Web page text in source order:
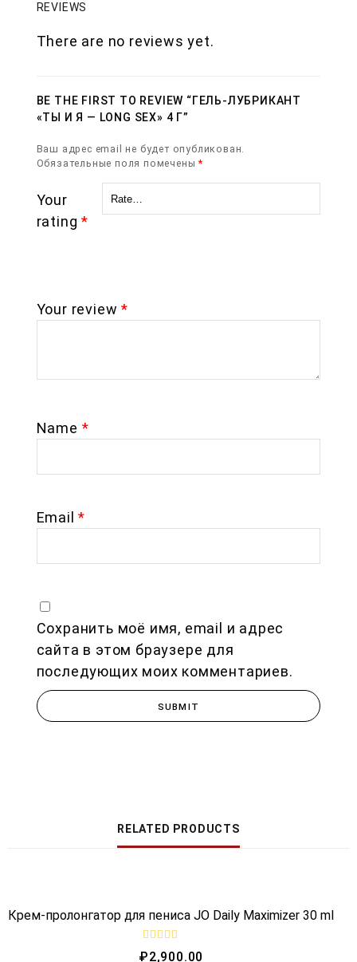
REVIEWS
There are no reviews yet.
BE THE FIRST TO REVIEW “ГЕЛЬ-ЛУБРИКАНТ
«ТЫ И Я — LONG SEX» 4 Г”
Ваш адрес email не будет опубликован.
Обязательные поля помечены*
Your
rating*
Your review*
Name *
Email*
Сохранить моё имя, email и адрес
сайта в этом браузере для
последующих моих комментариев.
RELATED PRODUCTS
Крем-пролонгатор для пениса JO Daily Maximizer 30 ml
R
₽2,900.00